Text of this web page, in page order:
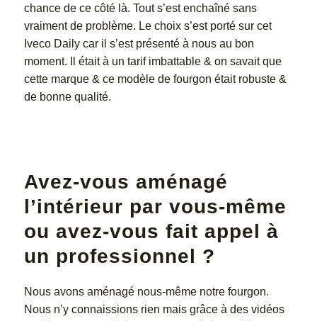
chance de ce côté là. Tout s’est enchaîné sans
vraiment de problème. Le choix s’est porté sur cet
Iveco Daily car il s’est présenté à nous au bon
moment. Il était à un tarif imbattable & on savait que
cette marque & ce modèle de fourgon était robuste &
de bonne qualité.
Avez-vous aménagé
l’intérieur par vous-même
ou avez-vous fait appel à
un professionnel ?
Nous avons aménagé nous-même notre fourgon.
Nous n’y connaissions rien mais grâce à des vidéos